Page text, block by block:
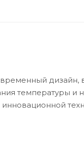
дизайн,
температуры и